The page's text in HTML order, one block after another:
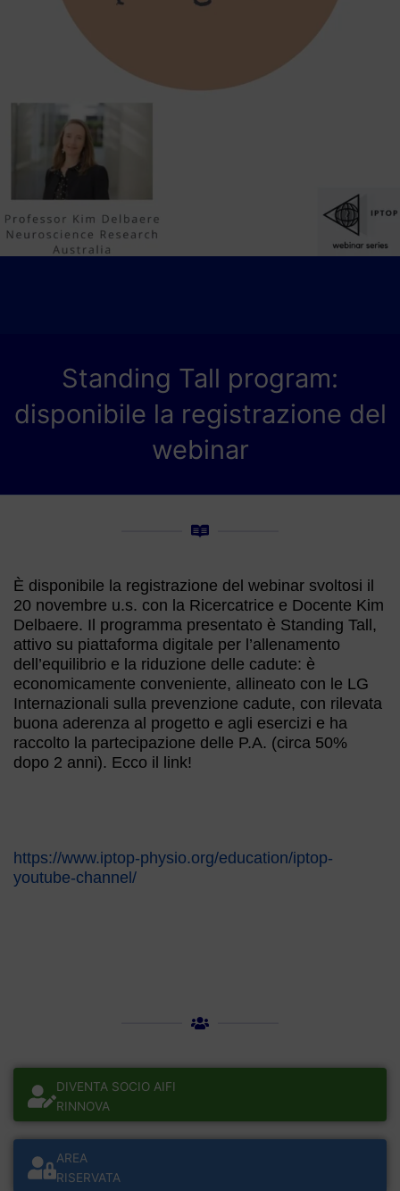
Standing Tall program:
disponibile la registrazione del
webinar
È disponibile la registrazione del webinar svoltosi il
20 novembre u.s. con la Ricercatrice e Docente Kim
Delbaere. Il programma presentato è Standing Tall,
attivo su piattaforma digitale per l’allenamento
dell’equilibrio e la riduzione delle cadute: è
economicamente conveniente, allineato con le LG
Internazionali sulla prevenzione cadute, con rilevata
buona aderenza al progetto e agli esercizi e ha
raccolto la partecipazione delle P.A. (circa 50%
dopo 2 anni). Ecco il link!
https://www.iptop-physio.org/education/iptop-
youtube-channel/
DIVENTA SOCIO AIFI
RINNOVA
AREA
RISERVATA